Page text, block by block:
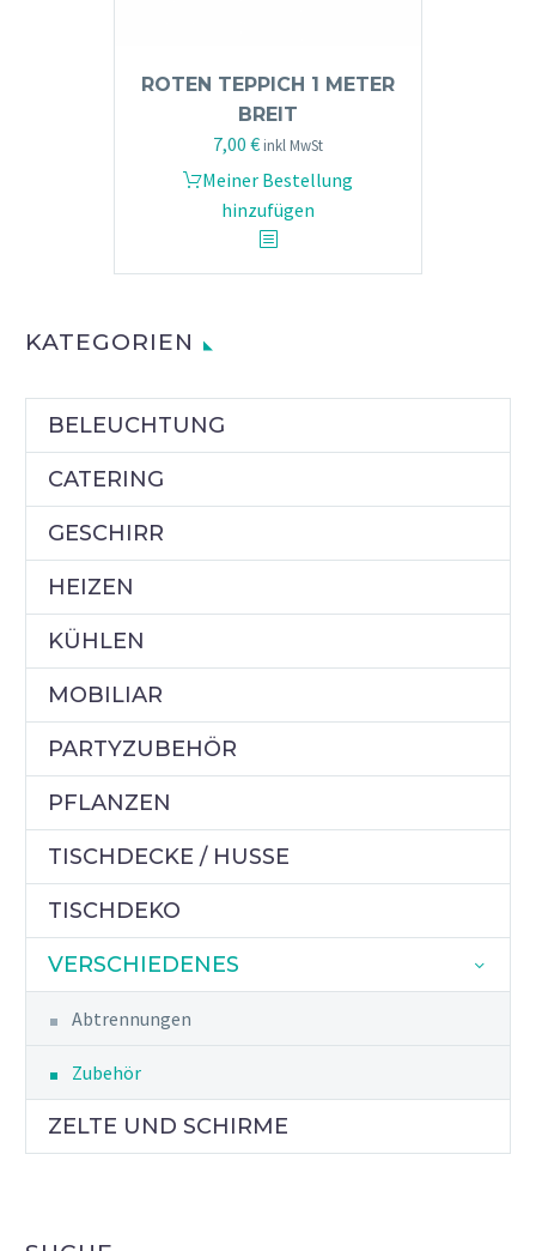
ROTEN TEPPICH 1 METER
BREIT
7,00 € inkl MwSt
Meiner Bestellung
hinzufügen
KATEGORIEN
BELEUCHTUNG
CATERING
GESCHIRR
HEIZEN
KÜHLEN
MOBILIAR
PARTYZUBEHÖR
PFLANZEN
TISCHDECKE / HUSSE
TISCHDEKO
VERSCHIEDENES
Abtrennungen
Zubehör
ZELTE UND SCHIRME